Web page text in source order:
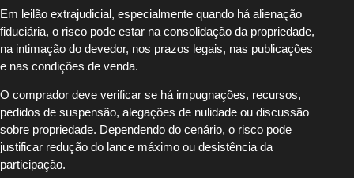
Em leilão extrajudicial, especialmente quando há alienação
fiduciária, o risco pode estar na consolidação da propriedade,
na intimação do devedor, nos prazos legais, nas publicações
e nas condições de venda.
O comprador deve verificar se há impugnações, recursos,
pedidos de suspensão, alegações de nulidade ou discussão
sobre propriedade. Dependendo do cenário, o risco pode
justificar redução do lance máximo ou desistência da
participação.